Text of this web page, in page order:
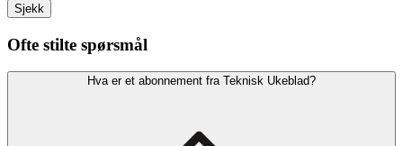
Sjekk
Ofte stilte spørsmål
Hva er et abonnement fra Teknisk Ukeblad?